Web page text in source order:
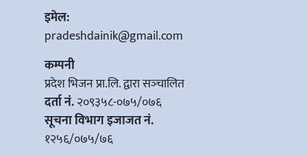
इमेल:
pradeshdainik@gmail.com
कम्पनी
प्रदेश भिजन प्रा.लि. द्वारा सञ्‍चालित
दर्ता नं.२०९३५८-०७५/०७६
सूचना विभाग इजाजत नं.
१२५६/०७५/७६